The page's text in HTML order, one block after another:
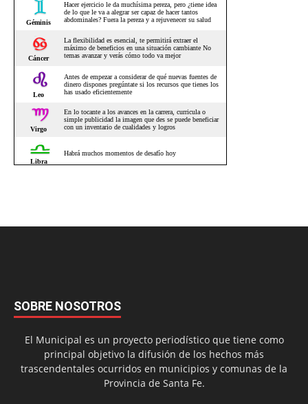
SOBRE NOSOTROS
El Municipal es un proyecto periodístico que tiene como
principal objetivo la difusión de los hechos más
trascendentales ocurridos en municipios y comunas de la
Provincia de Santa Fe.